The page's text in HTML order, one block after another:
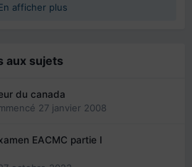
afficher plus
aux sujets
du canada
27 janvier 2008
EACMC partie I